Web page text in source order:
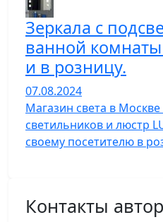
Зеркала с
ванной комнаты
и в розницу.
07.08.2024
Магазин света в
светильников и люстр
своему посетителю в
Контакты